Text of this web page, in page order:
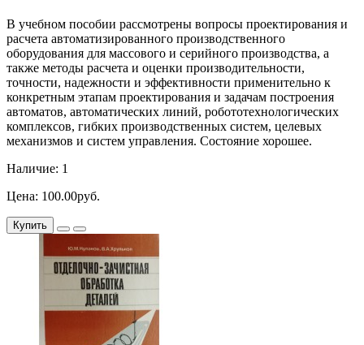
В учебном пособии рассмотрены вопросы проектирования и
расчета автоматизированного производственного
оборудования для массового и серийного производства, а
также методы расчета и оценки производительности,
точности, надежности и эффективности применительно к
конкретным этапам проектирования и задачам построения
автоматов, автоматических линий, робототехнологических
комплексов, гибких производственных систем, целевых
механизмов и систем управления. Состояние хорошее.
Наличие: 1
Цена: 100.00руб.
Купить